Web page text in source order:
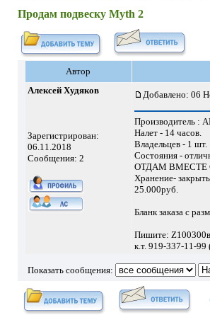
Продам подвеску Myth 2
Автор
Алексей Худяков
Зарегистрирован:
06.11.2018
Сообщения: 2
Добавлено: 06
Производитель :
Налет - 14 часов.
Владельцев - 1 шт.
Состояния -
ОТДАМ ВМЕСТЕ С
Хранение-
25.000руб.
Бланк заказа с
Пишите:
к.т. 919-337-11-99
Показать сообщения: